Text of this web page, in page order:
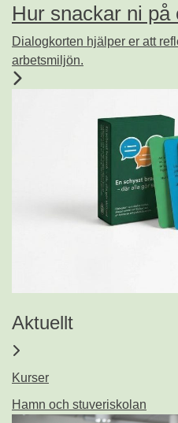
Hur snackar ni på
Dialogkorten hjälper er att
arbetsmiljön.
Aktuellt
Kurser
Hamn och stuveriskolan